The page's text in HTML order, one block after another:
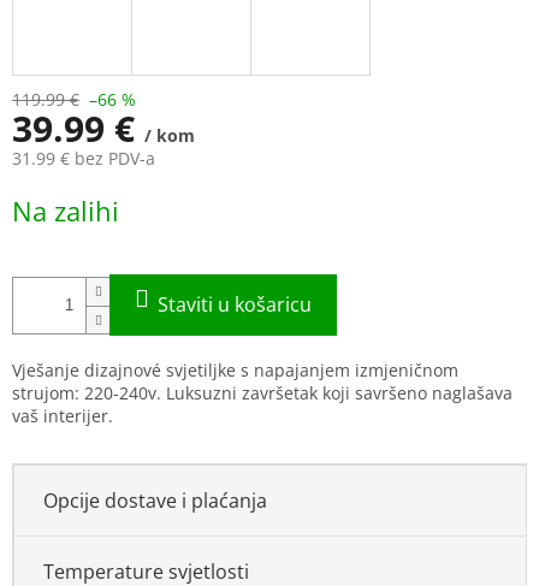
119.99 € –66 %
39.99 € / kom
31.99 € bez PDV-a
price:
Na zalihi
Vješanje dizajnové svjetiljke s napajanjem izmjeničnom
strujom: 220-240v. Luksuzni završetak koji savršeno naglašava
vaš interijer.
Opcije dostave i plaćanja
Temperature svjetlosti